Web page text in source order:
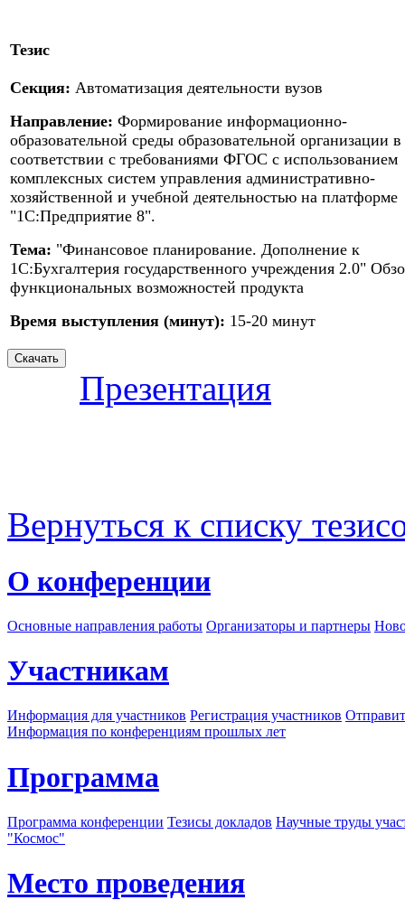
Тезис
Секция: Автоматизация деятельности вузов
Направление: Формирование информационно-
образовательной среды образовательной организации в
соответствии с требованиями ФГОС с использованием
комплексных систем управления административно-
хозяйственной и учебной деятельностью на платформе
"1С:Предприятие 8".
Тема: "Финансовое планирование. Дополнение к
1С:Бухгалтерия государственного учреждения 2.0"
функциональных возможностей продукта
Время выступления (минут): 15-20 минут
Презентация
Вернуться к списку
О конференции
Основные направления работы Организаторы и партнеры
Участникам
Информация для участников Регистрация участников
Информация по конференциям прошлых лет
Программа
Программа конференции Тезисы докладов Научные труды
"Космос"
Место проведения